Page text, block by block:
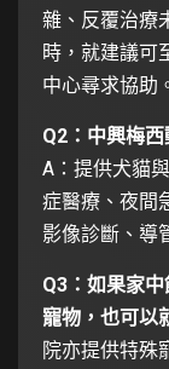
雜、反覆治療
時，就建議可
中心尋求協助
Q2：中興梅
A：提供犬貓
症醫療、夜間
影像診斷、導
Q3：如果家
寵物，也可以
院亦提供特殊